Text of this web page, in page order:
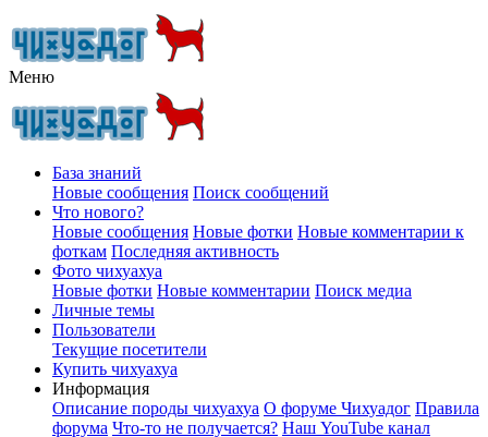
Меню
База знаний
Новые сообщения Поиск сообщений
Что нового?
Новые сообщения Новые фотки Новые комментарии к
фоткам Последняя активность
Фото чихуахуа
Новые фотки Новые комментарии Поиск медиа
Личные темы
Пользователи
Текущие посетители
Купить чихуахуа
Информация
Описание породы чихуахуа О форуме Чихуадог Правила
форума Что-то не получается? Наш YouTube канал